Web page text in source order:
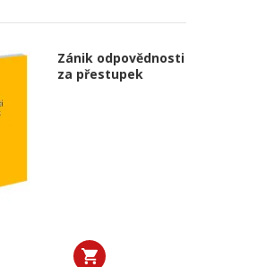
Zánik odpovědnosti
za přestupek